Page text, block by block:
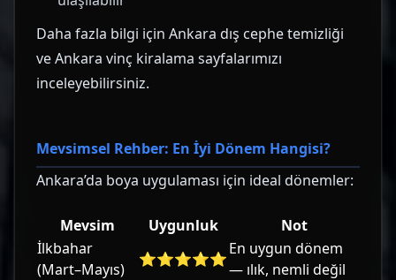
Daha fazla bilgi için Ankara dış cephe temizliği
veAnkara vinç kiralama sayfalarımızı
inceleyebilirsiniz.
Mevsimsel Rehber: En İyi Dönem Hangisi?
Ankara’da boya uygulaması için ideal dönemler:
Mevsim Uygunluk
Not
İlkbahar
(Mart–Mayıs)
⭐⭐⭐⭐⭐
En uygun dönem
— ılık, nemli değil